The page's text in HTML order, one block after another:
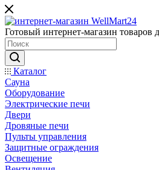
Готовый интернет-магазин товаров
Каталог
Сауна
Оборудование
Электрические печи
Двери
Дровяные печи
Пульты управления
Защитные ограждения
Освещение